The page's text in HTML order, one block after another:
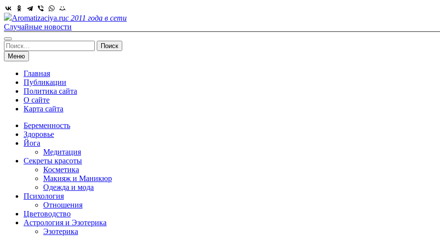
Skip
to
content
Aromatizaciya.ruс 2011 года в сети
Случайные новости
Найти:
Меню
Главная
Публикации
Политика сайта
О сайте
Карта сайта
Беременность
Здоровье
Йога
Медитация
Секреты красоты
Косметика
Макияж и Маникюр
Одежда и мода
Психология
Отношения
Цветоводство
Астрология и Эзотерика
Эзотерика